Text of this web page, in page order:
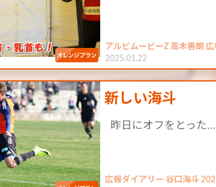
アルビムービーZ 高木善朗
2025.01.22
新しい海斗
昨日にオフをとった…
広報ダイアリー 谷口海斗